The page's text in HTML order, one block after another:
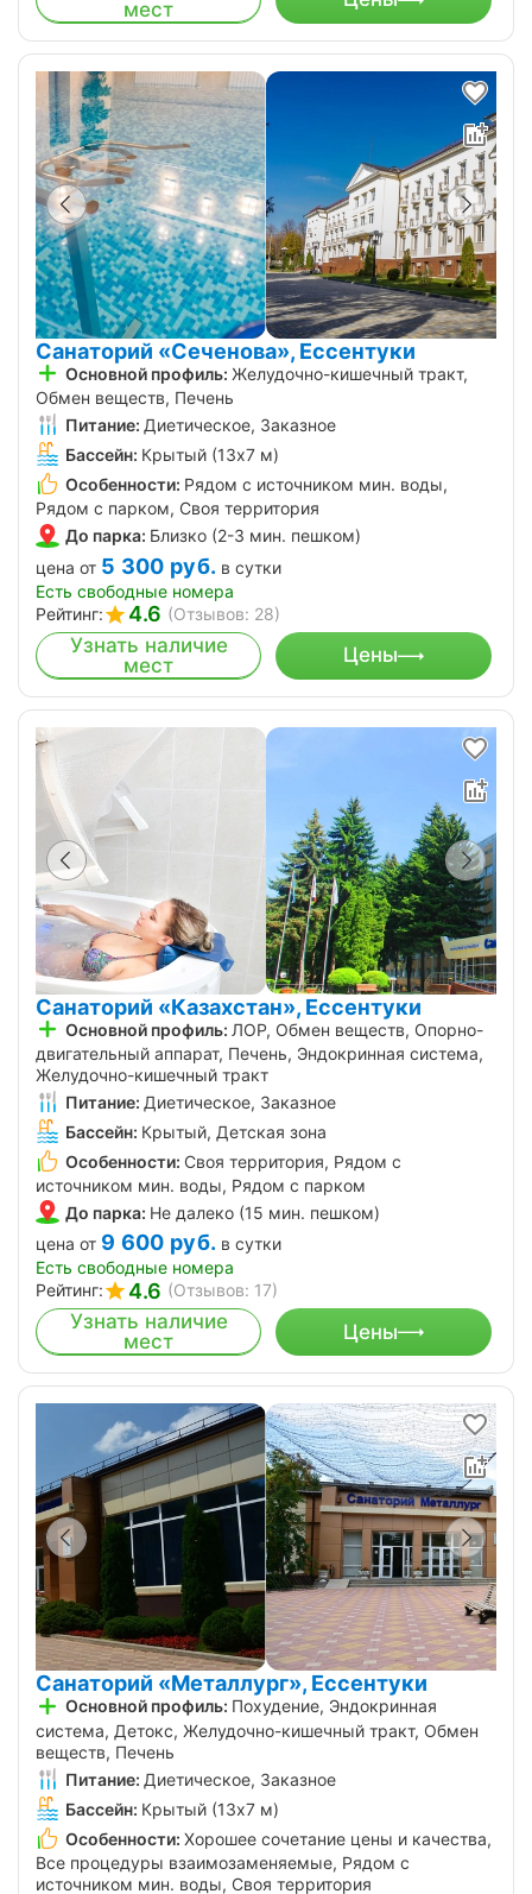
мест
Санаторий «Сеченова», Ессентуки
Основной профиль: Желудочно-кишечный тракт,
Обмен веществ, Печень
Питание: Диетическое, Заказное
Бассейн: Крытый (13х7 м)
Особенности: Рядом с источником мин. воды,
Рядом с парком, Своя территория
До парка: Близко (2-3 мин. пешком)
цена от 5 300 руб. в сутки
Есть свободные номера
Рейтинг:
4.6 (Отзывов: 28)
Узнать наличие
мест
Цены
Санаторий «Казахстан», Ессентуки
Основной профиль: ЛОР, Обмен веществ, Опорно-
двигательный аппарат, Печень, Эндокринная система,
Желудочно-кишечный тракт
Питание: Диетическое, Заказное
Бассейн: Крытый, Детская зона
Особенности: Своя территория, Рядом с
источником мин. воды, Рядом с парком
До парка: Не далеко (15 мин. пешком)
цена от 9 600 руб. в сутки
Есть свободные номера
Рейтинг:
4.6 (Отзывов: 17)
Узнать наличие
мест
Цены
Санаторий «Металлург», Ессентуки
Основной профиль: Похудение, Эндокринная
система, Детокс, Желудочно-кишечный тракт, Обмен
веществ, Печень
Питание: Диетическое, Заказное
Бассейн: Крытый (13х7 м)
Особенности: Хорошее сочетание цены и качества,
Все процедуры взаимозаменяемые, Рядом с
источником мин. воды, Своя территория